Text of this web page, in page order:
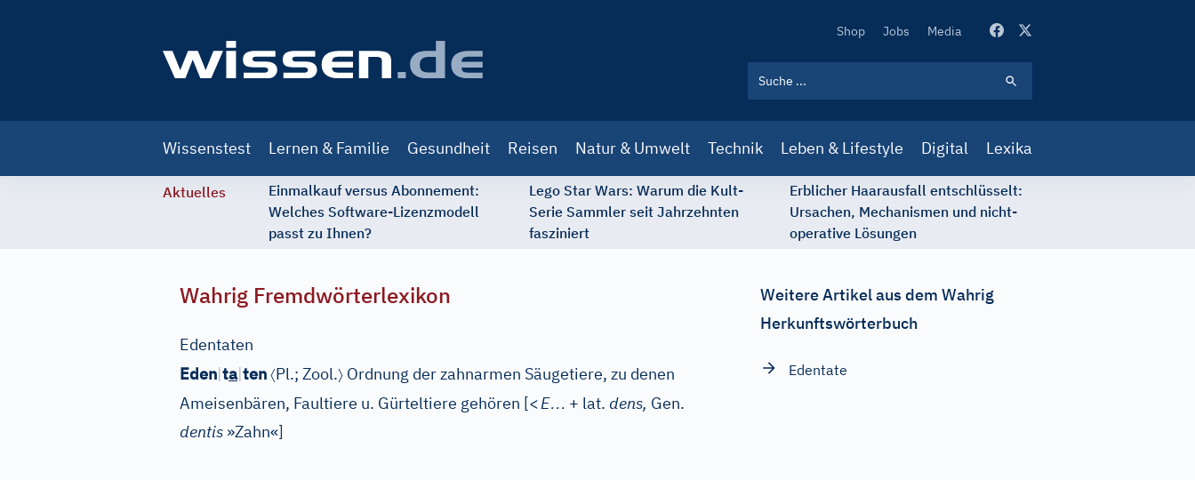
Secondary
Shop Jobs Media
navigation
Wissenstest Lernen & Familie Gesundheit Reisen Natur & Umwelt Technik Leben & Lifestyle Digital Lexika
Aktuelles
Einmalkauf versus Abonnement:
Welches Software-Lizenzmodell
passt zu Ihnen?
Lego Star Wars: Warum die Kult-
Serie Sammler seit Jahrzehnten
fasziniert
Erblicher Haarausfall entschlüsselt:
Ursachen, Mechanismen und nicht-
operative Lösungen
Wahrig Fremdwörterlexikon
Edentaten
Eden|ta|ten〈Pl.; Zool.〉 Ordnung der zahnarmen Säugetiere, zu denen
Ameisenbären, Faultiere u. Gürteltiere gehören [<E… + lat. dens, Gen.
dentis »Zahn«]
Weitere Artikel aus dem Wahrig
Herkunftswörterbuch
Edentate